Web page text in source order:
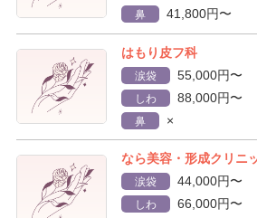
鼻 41,800円〜
はもり皮フ科
涙袋 55,000円〜
しわ 88,000円〜
鼻 ×
なら美容・形成クリニ
涙袋 44,000円〜
しわ 66,000円〜